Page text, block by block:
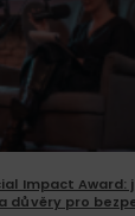
Impact
důvěry pro